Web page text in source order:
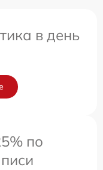
в день
по